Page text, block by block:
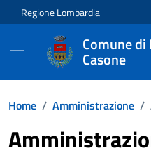
Vai ai contenuti
Vai al footer
Regione Lombardia
Comune
Casone
Home / Amministrazione /